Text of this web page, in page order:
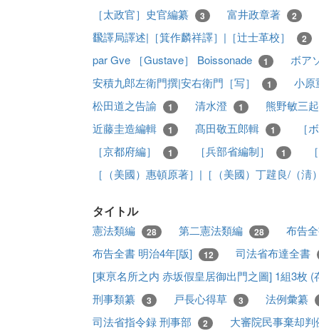
［太政官］史官編纂 3 富井政章著 2
飜譯局譯述|［箕作麟祥譯］|［辻士革校］ 2
par Gve ［Gustave］ Boissonade 1
ボア
安積九郎左衛門撰|安右衛門［写］
1
小原
松田道之告諭
1 清水澄 1
熊野敏三
近藤圭造編輯
1 髙田敬五郎輯 1
［
［京都府編］
1 ［兵部省編制］ 1
［（美國）惠頓原著］|［（美國）丁韙良/（
タイトル
憲法類編 28 第二憲法類編 28
布告
布告全書 明治4年[版]
12
司法省布達全書
[東亰名所之内 赤坂假皇居御出門之圖] 1組3枚
刑事類纂
3 戸長心得草 3
法例彙纂
司法省指令録 刑事部
2
大審院民事棄却